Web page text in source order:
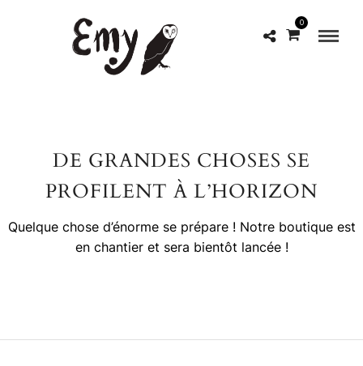
0
DE GRANDES CHOSES SE
PROFILENT À L’HORIZON
Quelque chose d’énorme se prépare ! Notre boutique est
en chantier et sera bientôt lancée !